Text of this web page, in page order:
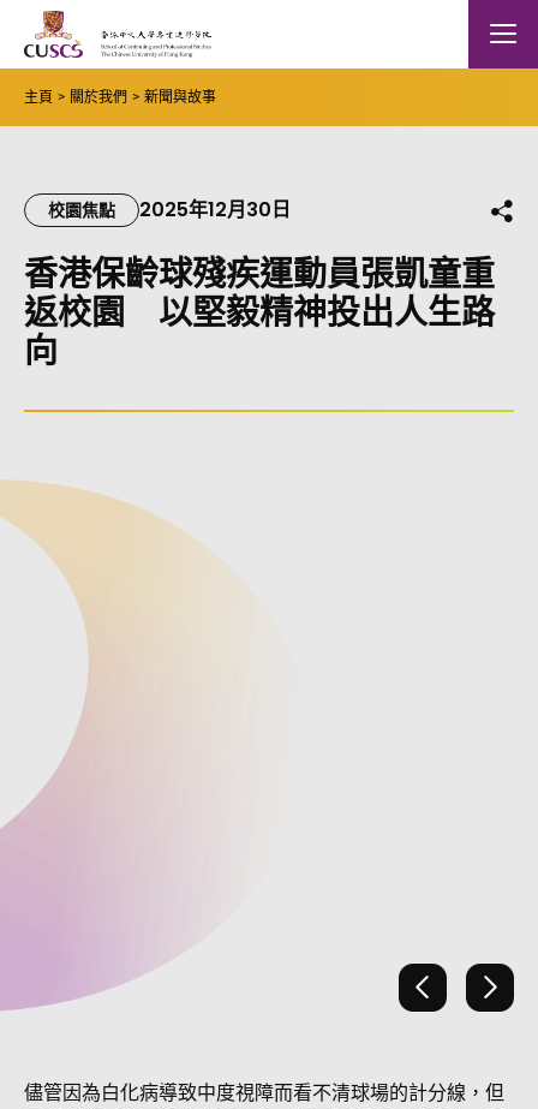
Skip to main content
The Chinese Univeristy of hong Kong Mobile
主頁 關於我們 新聞與故事
校園焦點 2025年12月30日 分
香港保齡球殘疾運動員張凱童重
返校園 以堅毅精神投出人生路
向
上一張 下一
儘管因為白化病導致中度視障而看不清球場的計分線，但